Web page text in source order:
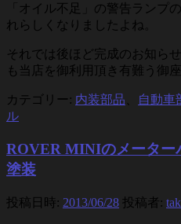
「オイル不足」の警告ランプ
れらしくなりましたよね。
それでは後ほど完成のお知ら
も当店を御利用頂き有難う御
カテゴリー: 内装部品 自動車
ル
ROVER MINIのメータ
塗装
投稿日時: 2013/06/28 投稿者: